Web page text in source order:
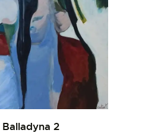
Balladyna 2